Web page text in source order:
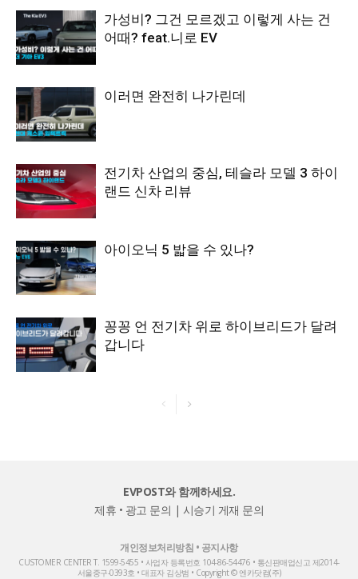
가성비? 그건 모르겠고 이렇게 사는 건
어때? feat.니로 EV
이러면 완전히 나가린데
전기차 산업의 중심, 테슬라 모델 3 하이
랜드 신차 리뷰
아이오닉 5 밟을 수 있나?
꽁꽁 언 전기차 위로 하이브리드가 달려
갑니다
EVPOST와 함께하세요.
제휴 • 광고 문의 | 시승기 게재 문의
개인정보처리방침 • 공지사항
CUSTOMER CENTER T. 1599-5455 • 사업자 등록번호 104-86-54476 • 통신판매업신고 제2014-
서울중구-0393호 • 대표자 김상범 • Copyright © 엔카닷컴(주)